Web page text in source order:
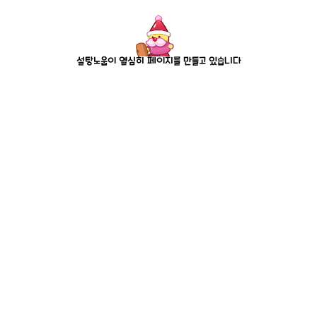
설탕노움이 열심히 페이지를 만들고 있습니다